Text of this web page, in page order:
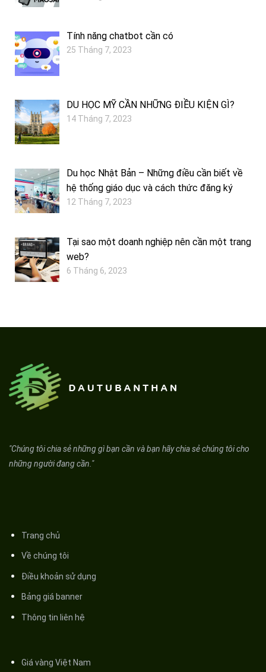
Tính năng chatbot cần có
25 Tháng 7, 2023
DU HỌC MỸ CẦN NHỮNG ĐIỀU KIỆN GÌ?
14 Tháng 7, 2023
Du học Nhật Bản – Những điều cần biết về
hệ thống giáo dục và cách thức đăng ký
12 Tháng 7, 2023
Tại sao một doanh nghiệp nên cần một trang
web?
6 Tháng 6, 2023
"Chúng tôi chia sẻ những gì bạn cần và bạn hãy chia sẻ chúng tôi cho
những người đang cần."
Trang chủ
Về chúng tôi
Điều khoản sử dụng
Bảng giá banner
Thông tin liên hệ
Giá vàng Việt Nam